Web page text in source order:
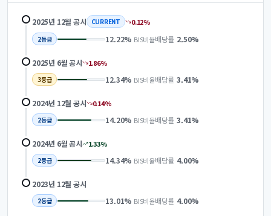
2025년 12월 공시 CURRENT 0.12%
2등급 12.22% BIS비율배당률 2.50%
2025년 6월공시 1.86%
3등급 12.34% BIS비율배당률 3.41%
2024년 12월 공시 0.14%
2등급 14.20% BIS비율배당률 3.41%
2024년 6월공시 1.33%
2등급 14.34% BIS비율배당률 4.00%
2023년 12월 공시
2등급 13.01% BIS비율배당률 4.00%